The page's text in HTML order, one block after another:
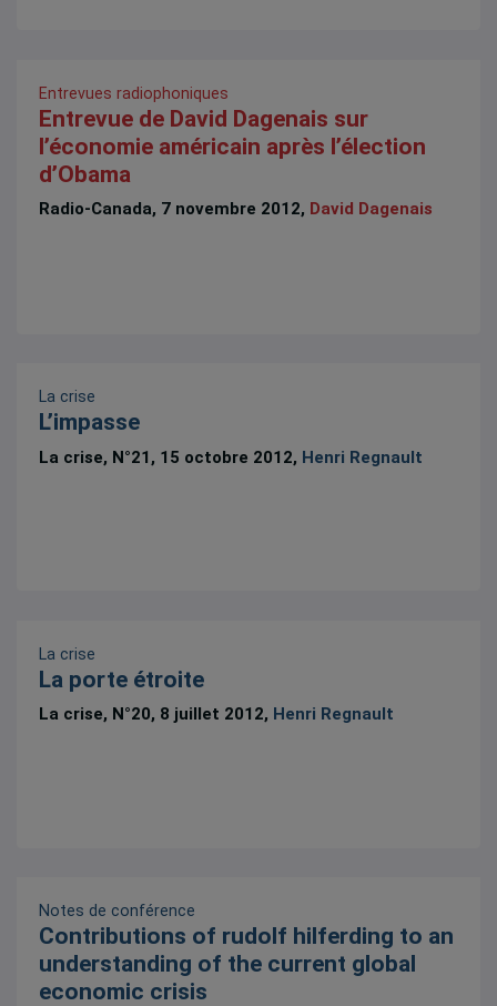
Entrevues radiophoniques
Entrevue de David Dagenais sur
l’économie américain après l’élection
d’Obama
Radio-Canada, 7 novembre 2012, David Dagenais
La crise
L’impasse
La crise, N°21, 15 octobre 2012, Henri Regnault
La crise
La porte étroite
La crise, N°20, 8 juillet 2012, Henri Regnault
Notes de conférence
Contributions of rudolf hilferding to an
understanding of the current global
economic crisis